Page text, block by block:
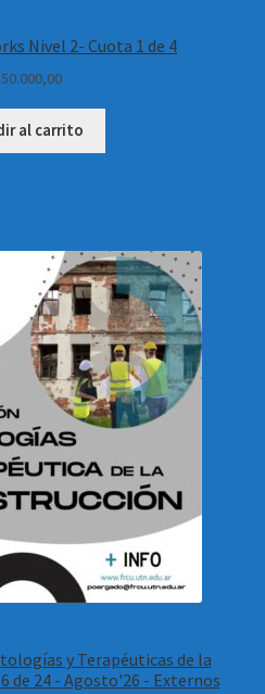
Nivel 2- Cuota 1 de 4
50.000,00
al carrito
y Terapéuticas de la
de 24 - Agosto'26 - Externos